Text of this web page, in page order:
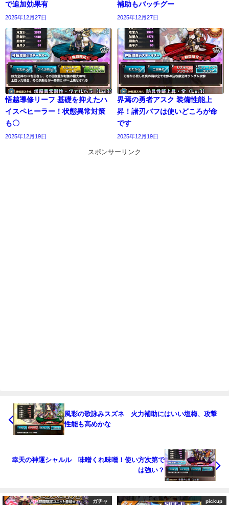
で追加効果有
2025年12月27日
補助もバッチグー
2025年12月27日
悟越導修リーフ 基礎を抑えたハ
イスペヒーラー！状態異常対策
も〇
2025年12月19日
界焉の勇者アスク 装備性能上
昇！諸刃バフは使いどころが命
です
2025年12月19日
スポンサーリンク
風彩の歌詠みスズネ 火力補助にはいい塩梅、攻撃
性能も高めかな
幸天の神運シャルル 味噌くれ味噌！使い方次第で
は強い？
pickup ガチャ